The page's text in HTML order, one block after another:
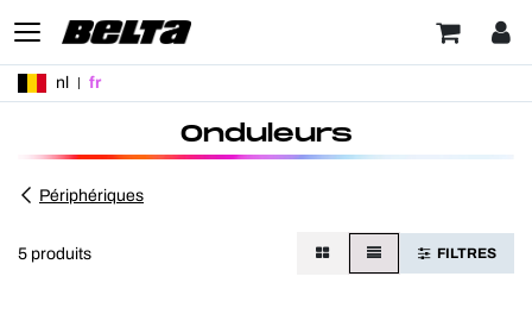
nl fr
Onduleurs
Périphériques
5 produits FILTRES